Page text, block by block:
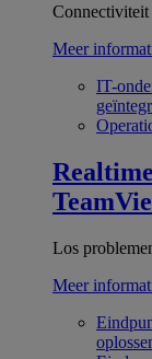
Connectiviteit
Meer
IT-
Los
Meer